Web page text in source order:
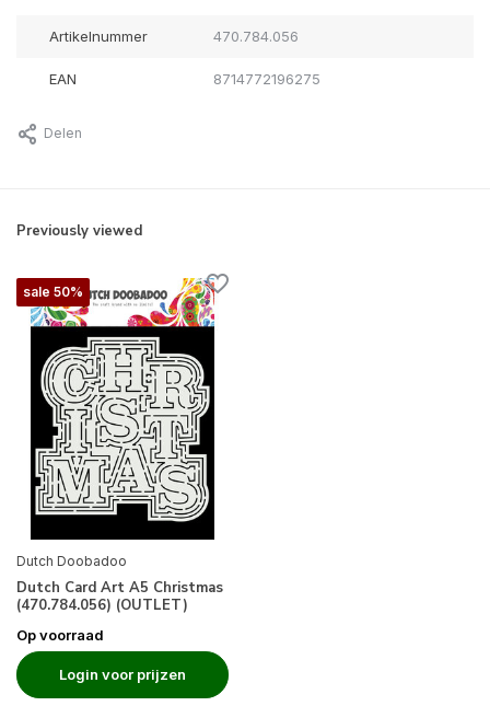
Artikelnummer 470.784.056
EAN 8714772196275
Delen
Previously viewed
sale 50%
Dutch Doobadoo
Dutch Card Art A5 Christmas
(470.784.056) (OUTLET)
Op voorraad
Login voor prijzen